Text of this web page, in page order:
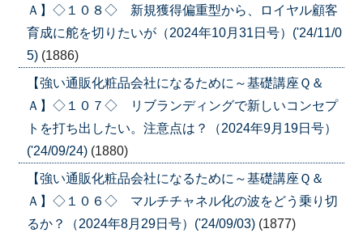
Ａ】◇１０８◇ 新規獲得偏重型から、ロイヤル顧客
育成に舵を切りたいが（2024年10月31日号）('24/11/0
5) (1886)
【強い通販化粧品会社になるために～基礎講座Ｑ＆
Ａ】◇１０７◇ リブランディングで新しいコンセプ
トを打ち出したい。注意点は？（2024年9月19日号）
('24/09/24) (1880)
【強い通販化粧品会社になるために～基礎講座Ｑ＆
Ａ】◇１０６◇ マルチチャネル化の波をどう乗り切
るか？（2024年8月29日号）('24/09/03) (1877)